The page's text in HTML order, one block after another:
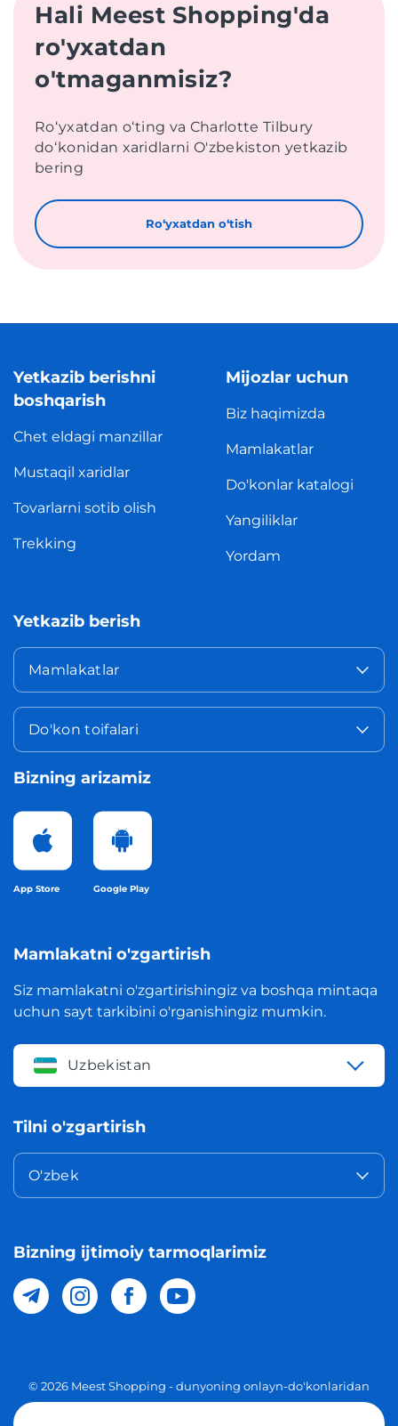
Hali Meest Shopping'da
ro'yxatdan
o'tmaganmisiz?
Roʻyxatdan oʻting va Charlotte Tilbury
doʻkonidan xaridlarni O'zbekiston yetkazib
bering
Roʻyxatdan oʻtish
Yetkazib berishni
boshqarish
Chet eldagi manzillar
Mustaqil xaridlar
Tovarlarni sotib olish
Trekking
Mijozlar uchun
Biz haqimizda
Mamlakatlar
Do'konlar katalogi
Yangiliklar
Yordam
Yetkazib berish
Mamlakatlar
Do'kon toifalari
Bizning arizamiz
App Store Google Play
Mamlakatni o'zgartirish
Siz mamlakatni o'zgartirishingiz va boshqa mintaqa
uchun sayt tarkibini o'rganishingiz mumkin.
Uzbekistan
Tilni o'zgartirish
O'zbek
Bizning ijtimoiy tarmoqlarimiz
© 2026 Meest Shopping - dunyoning onlayn-do'konlaridan